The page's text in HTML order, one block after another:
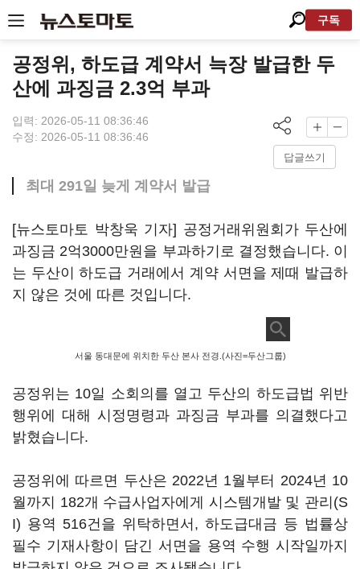
구독
공정위, 하도급 계약서 늑장 발급한 두
산에 과징금 2.3억 부과
입력: 2026-05-11 08:36:46
수정: 2026-05-11 08:36:46
답글쓰기
최대 291일 늦게 계약서 발급
[뉴스토마토 박창욱 기자] 공정거래위원회가 두산에
과징금 2억3000만원을 부과하기로 결정했습니다. 이
는 두산이 하도급 거래에서 계약 서면을 제때 발급하
지 않은 것에 따른 것입니다.
서울 동대문에 위치한 두산 본사 전경.(사진=두산그룹)
공정위는 10일 소회의를 열고 두산의 하도급법 위반
행위에 대해 시정명령과 과징금 부과를 의결했다고
밝혔습니다.
공정위에 따르면 두산은 2022년 1월부터 2024년 10
월까지 182개 수급사업자에게 시스템개발 및 관리(S
I) 용역 516건을 위탁하면서, 하도급대금 등 법률상
필수 기재사항이 담긴 서면을 용역 수행 시작일까지